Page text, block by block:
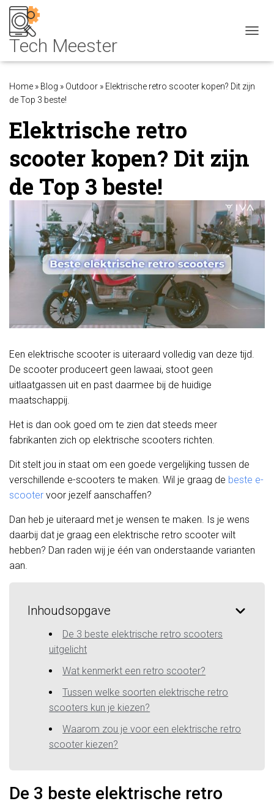
Home » Blog » Outdoor » Elektrische retro scooter kopen? Dit zijn
de Top 3 beste!
Elektrische retro
scooter kopen? Dit zijn
de Top 3 beste!
Een elektrische scooter is uiteraard volledig van deze tijd.
De scooter produceert geen lawaai, stoot geen
uitlaatgassen uit en past daarmee bij de huidige
maatschappij.
Het is dan ook goed om te zien dat steeds meer
fabrikanten zich op elektrische scooters richten.
Dit stelt jou in staat om een goede vergelijking tussen de
verschillende e-scooters te maken. Wil je graag de beste e-
scooter voor jezelf aanschaffen?
Dan heb je uiteraard met je wensen te maken. Is je wens
daarbij dat je graag een elektrische retro scooter wilt
hebben? Dan raden wij je één van onderstaande varianten
aan.
Inhoudsopgave
De 3 beste elektrische retro scooters
uitgelicht
Wat kenmerkt een retro scooter?
Tussen welke soorten elektrische retro
scooters kun je kiezen?
Waarom zou je voor een elektrische retro
scooter kiezen?
De 3 beste elektrische retro